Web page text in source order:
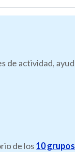
de actividad,
de los 10